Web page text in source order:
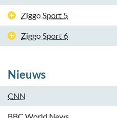
Ziggo Sport 5
Ziggo Sport 6
Nieuws
CNN